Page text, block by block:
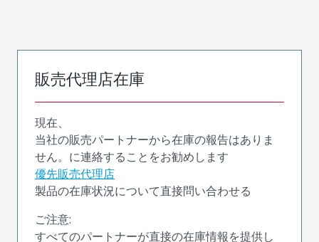
販売代理店在庫
現在、
当社の販売パートナーから在庫の報告はありま
せん。に連絡することをお勧めします
優先販売代理店
製品の在庫状況について直接問い合わせる
ご注意:
すべてのパートナーが直接の在庫情報を提供し